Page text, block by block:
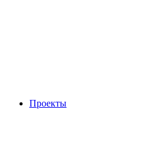
Проекты